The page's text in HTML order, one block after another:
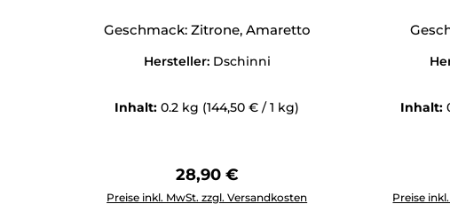
Geschmack: Zitrone, Amaretto
Hersteller: Dschinni
Inhalt:0.2 kg (144,50 € / 1 kg)
Regulärer Preis:
28,90 €
Preise inkl. MwSt. zzgl. Versandkosten
Produkt Anzahl: Gib den gewünschten Wert ein oder
Inhalt:
Preise
Produkt